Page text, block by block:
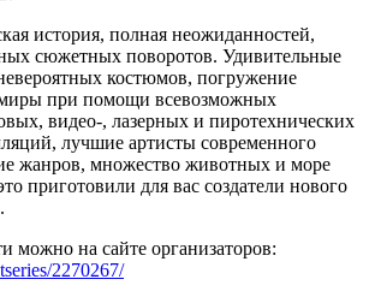
история, полная неожиданностей,
сюжетных поворотов. Удивительные
костюмов, погружение
миры при помощи всевозможных
видео-, лазерных и пиротехнических
лучшие артисты современного
жанров, множество животных и море
приготовили для вас создатели нового
можно на сайте организаторов:
2270267/